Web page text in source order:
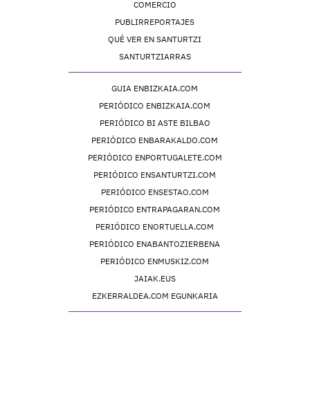
COMERCIO
PUBLIRREPORTAJES
QUÉ VER EN SANTURTZI
SANTURTZIARRAS
GUIA ENBIZKAIA.COM
PERIÓDICO ENBIZKAIA.COM
PERIÓDICO BI ASTE BILBAO
PERIÓDICO ENBARAKALDO.COM
PERIÓDICO ENPORTUGALETE.COM
PERIÓDICO ENSANTURTZI.COM
PERIÓDICO ENSESTAO.COM
PERIÓDICO ENTRAPAGARAN.COM
PERIÓDICO ENORTUELLA.COM
PERIÓDICO ENABANTOZIERBENA
PERIÓDICO ENMUSKIZ.COM
JAIAK.EUS
EZKERRALDEA.COM EGUNKARIA